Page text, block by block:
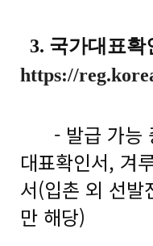
3. 국가대표확
https://
- 발급 가능
대표확인서, 겨
서(입촌 외 선발
만 해당)